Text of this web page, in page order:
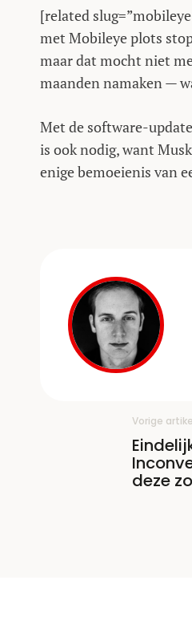
[related
met Mobileye plots
maar dat mocht niet
maanden namaken—
Met de software-
is ook nodig, want
enige bemoeienis van
Vorige
deze